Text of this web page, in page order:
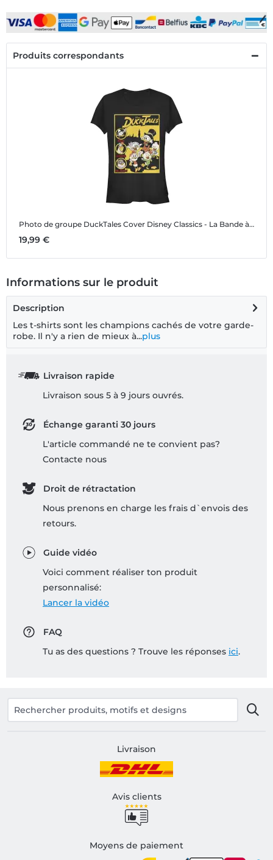
Produits correspondants
Photo de groupe DuckTales Cover Disney Classics - La Bande à Picsou - Photo de groupe DuckTales Cover - Femme T-shirt
19,99 €
Informations sur le produit
Description
Les t-shirts sont les champions cachés de votre garde-
robe. Il n'y a rien de mieux à...plus
Livraison rapide
Livraison sous 5 à 9 jours ouvrés.
Échange garanti 30 jours
L'article commandé ne te convient pas?
Contacte nous
Droit de rétractation
Nous prenons en charge les frais d`envois des
retours.
Guide vidéo
Voici comment réaliser ton produit
personnalisé:
Lancer la vidéo
FAQ
Tu as des questions ? Trouve les réponses ici.
Livraison
Avis clients
Moyens de paiement